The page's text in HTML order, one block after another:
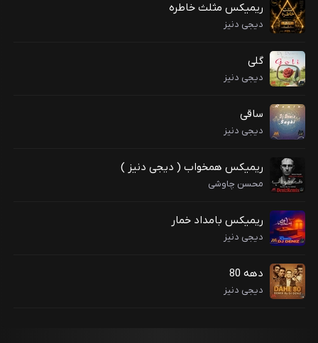
ریمیکس مثلث خاطره
دیجی دنیز
گلی
دیجی دنیز
ساقی
دیجی دنیز
ریمیکس همخواب ( دیجی دنیز )
محسن چاوشی
ریمیکس بامداد خمار
دیجی دنیز
دهه 80
دیجی دنیز